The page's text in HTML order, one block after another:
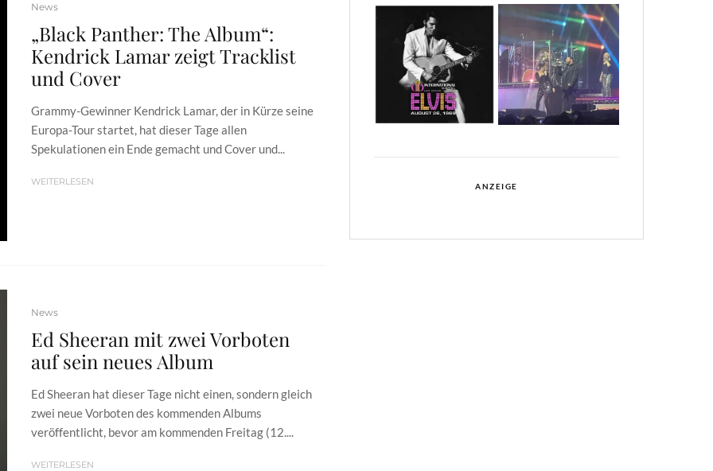
News
„Black Panther: The Album“:
Kendrick Lamar zeigt Tracklist
und Cover
Grammy-Gewinner Kendrick Lamar, der in Kürze seine
Europa-Tour startet, hat dieser Tage allen
Spekulationen ein Ende gemacht und Cover und...
WEITERLESEN
News
Ed Sheeran mit zwei Vorboten
auf sein neues Album
Ed Sheeran hat dieser Tage nicht einen, sondern gleich
zwei neue Vorboten des kommenden Albums
veröffentlicht, bevor am kommenden Freitag (12....
WEITERLESEN
ANZEIGE